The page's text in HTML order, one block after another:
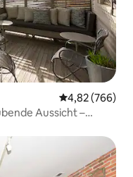
4,82 (766)